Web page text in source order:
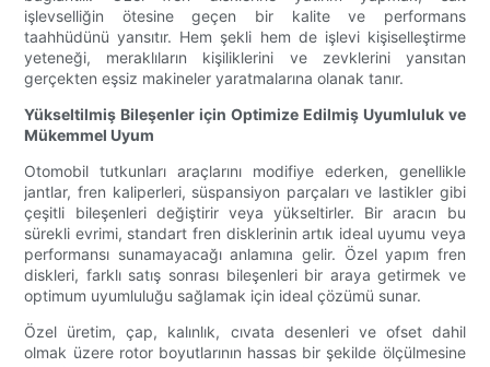
işlevselliğin ötesine geçen bir kalite ve performans
taahhüdünü yansıtır. Hem şekli hem de işlevi kişiselleştirme
yeteneği, meraklıların kişiliklerini ve zevklerini yansıtan
gerçekten eşsiz makineler yaratmalarına olanak tanır.
Yükseltilmiş Bileşenler için Optimize Edilmiş Uyumluluk ve
Mükemmel Uyum
Otomobil tutkunları araçlarını modifiye ederken, genellikle
jantlar, fren kaliperleri, süspansiyon parçaları ve lastikler gibi
çeşitli bileşenleri değiştirir veya yükseltirler. Bir aracın bu
sürekli evrimi, standart fren disklerinin artık ideal uyumu veya
performansı sunamayacağı anlamına gelir. Özel yapım fren
diskleri, farklı satış sonrası bileşenleri bir araya getirmek ve
optimum uyumluluğu sağlamak için ideal çözümü sunar.
Özel üretim, çap, kalınlık, cıvata desenleri ve ofset dahil
olmak üzere rotor boyutlarının hassas bir şekilde ölçülmesine